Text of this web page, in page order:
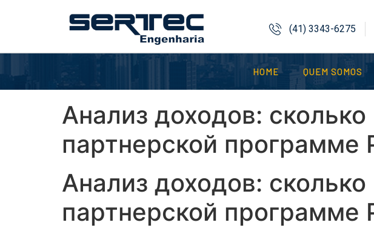
(41) 3343-6275
HOME QUEM SOMOS
Анализ доходов:
партнерской программе
Анализ доходов:
партнерской программе